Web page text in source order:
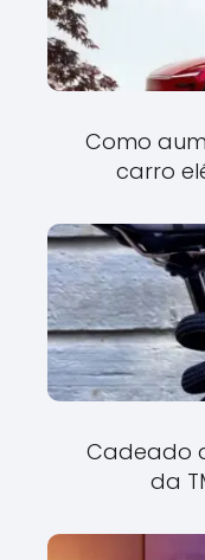
Como
carro
Cadeado
da